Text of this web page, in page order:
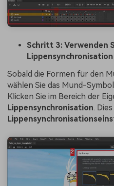
Schritt 3: Verwenden
Sobald die Formen für den
wählen Sie das Mund-
Klicken Sie im Bereich der
Lippensynchronisation.